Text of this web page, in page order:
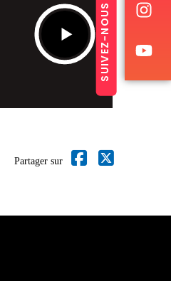
SUIVEZ-NOUS
Partager sur